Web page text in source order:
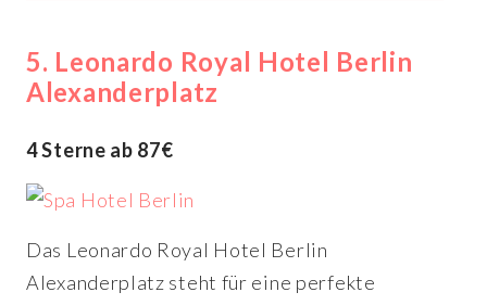
5. Leonardo Royal Hotel Berlin
Alexanderplatz
4 Sterne ab 87€
Das Leonardo Royal Hotel Berlin
Alexanderplatz steht für eine perfekte